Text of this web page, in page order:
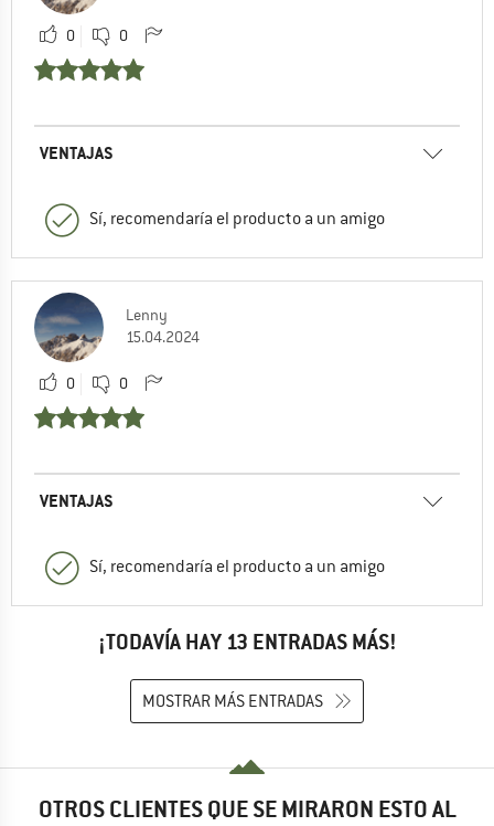
0 0
VENTAJAS
Sí, recomendaría el producto a un amigo
Lenny
15.04.2024
0 0
VENTAJAS
Sí, recomendaría el producto a un amigo
¡TODAVÍA HAY 13 ENTRADAS MÁS!
MOSTRAR MÁS ENTRADAS
OTROS CLIENTES QUE SE MIRARON ESTO AL